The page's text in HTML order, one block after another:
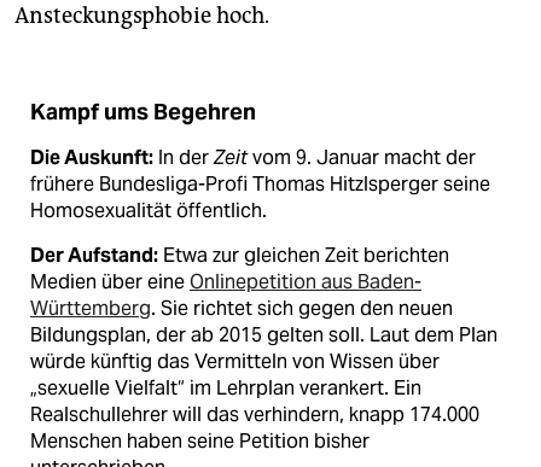
Ansteckungsphobie hoch.
Kampf ums Begehren
Die Auskunft: In derZeitvom 9. Januar macht der
frühere Bundesliga-Profi Thomas Hitzlsperger seine
Homosexualität öffentlich.
Der Aufstand: Etwa zur gleichen Zeit berichten
Medien über eineOnlinepetition aus Baden-
Württemberg. Sie richtet sich gegen den neuen
Bildungsplan, der ab 2015 gelten soll. Laut dem Plan
würde künftig das Vermitteln von Wissen über
„sexuelle Vielfalt“ im Lehrplan verankert. Ein
Realschullehrer will das verhindern, knapp 174.000
Menschen haben seine Petition bisher